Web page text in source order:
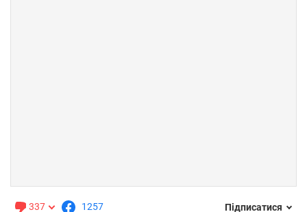
337 1257 Підписатися